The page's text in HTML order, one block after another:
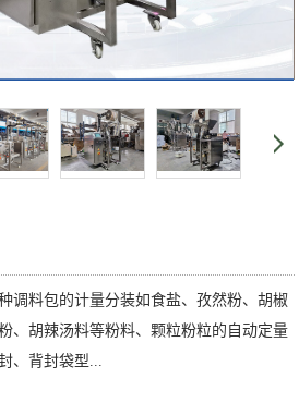
调料包的计量分装如食盐、孜然粉、胡椒
、胡辣汤料等粉料、颗粒粉粒的自动定量
、背封袋型...